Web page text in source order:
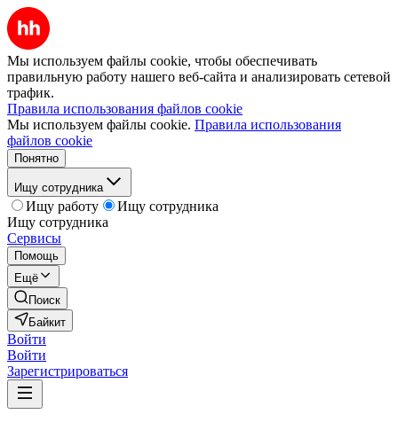
Мы используем файлы cookie, чтобы обеспечивать
правильную работу нашего веб-сайта и анализировать сетевой
трафик.
Правила использования файлов cookie
Мы используем файлы cookie. Правила использования
файлов cookie
Понятно
Ищу сотрудника
Ищу работу
Ищу сотрудника
Ищу сотрудника
Сервисы
Помощь
Ещё
Поиск
Байкит
Войти
Войти
Зарегистрироваться